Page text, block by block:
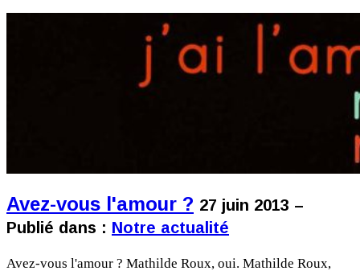
Avez-vous l'amour ? 27 juin 2013 –
Publié dans : Notre actualité
Avez-vous l'amour ? Mathilde Roux, oui. Mathilde Roux,